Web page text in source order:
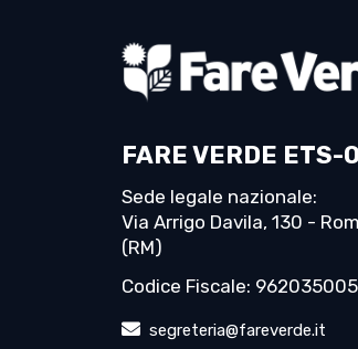
FARE VERDE ETS-
Sede legale nazionale:
Via Arrigo Davila, 130 -
(RM)
Codice Fiscale:
segreteria@fareverde.it